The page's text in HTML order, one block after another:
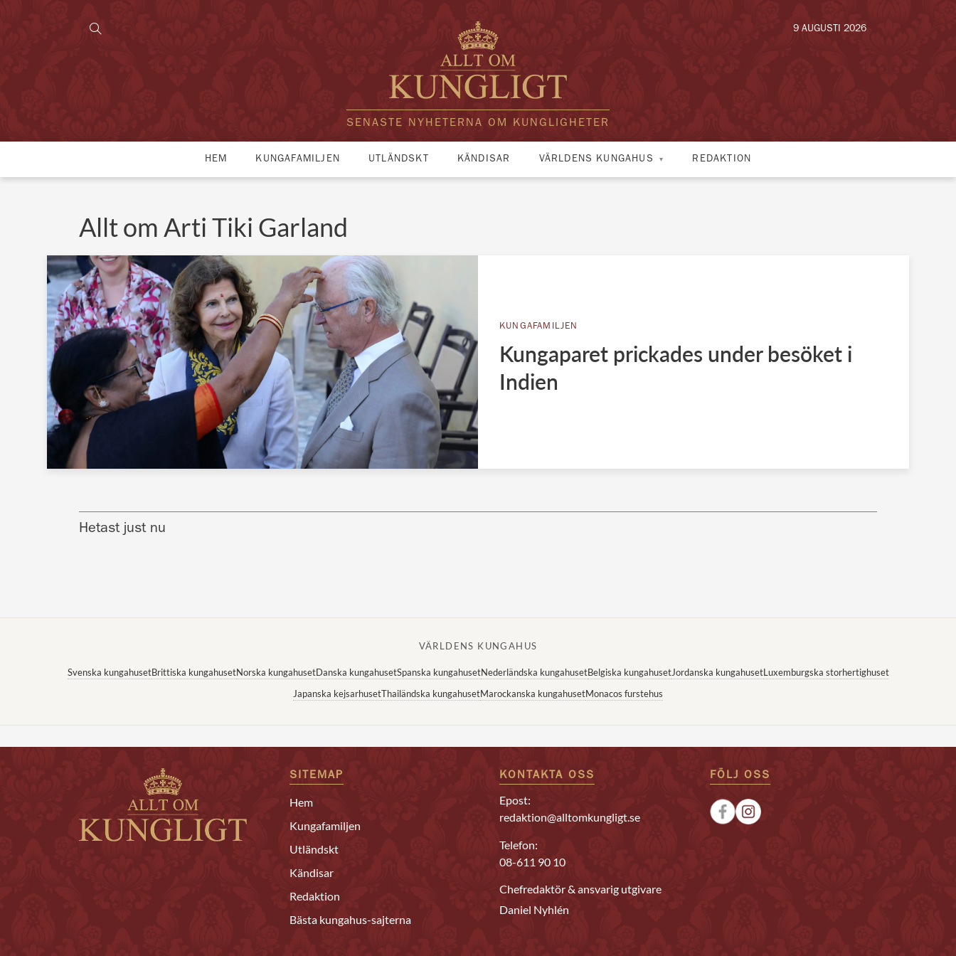
SENASTE NYHETERNA OM KUNGLIGHETER
9 AUGUSTI 2026
HEM KUNGAFAMILJEN UTLÄNDSKT KÄNDISAR VÄRLDENS KUNGAHUS REDAKTION
Allt om Arti Tiki Garland
KUNGAFAMILJEN
Kungaparet prickades under besöket i
Indien
Hetast just nu
VÄRLDENS KUNGAHUS
Svenska kungahusetBrittiska kungahusetNorska kungahusetDanska kungahusetSpanska kungahusetNederländska kungahusetBelgiska kungahusetJordanska kungahusetLuxemburgska storhertighuset
Japanska kejsarhusetThailändska kungahusetMarockanska kungahusetMonacos furstehus
SITEMAP
Hem
Kungafamiljen
Utländskt
Kändisar
Redaktion
Bästa kungahus-sajterna
KONTAKTA OSS
Epost:
redaktion@alltomkungligt.se
Telefon:
08-611 90 10
Chefredaktör & ansvarig utgivare
Daniel Nyhlén
FÖLJ OSS